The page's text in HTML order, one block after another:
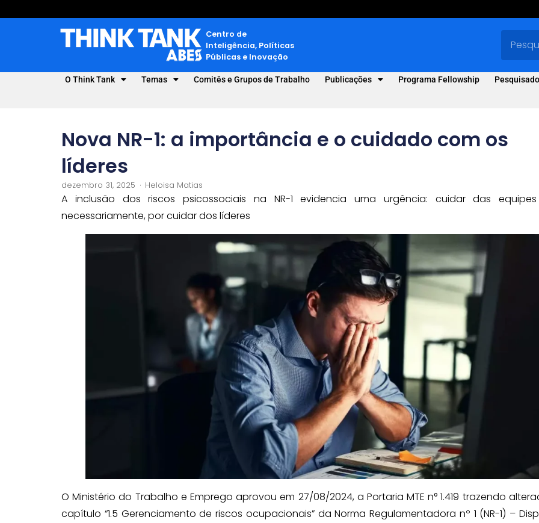
Centro de
Inteligência, Políticas
Públicas e Inovação
O Think Tank Temas Comitês e Grupos de Trabalho Publicações Programa Fellowship
Nova NR-1: a importância e o cuidado com os
líderes
dezembro 31, 2025 Heloisa Matias
A inclusão dos riscos psicossociais na NR-1 evidencia uma urgência: cuidar das
necessariamente, por cuidar dos líderes
O Ministério do Trabalho e Emprego aprovou em 27/08/2024, a Portaria MTE n° 1.419 trazendo
capítulo “1.5 Gerenciamento de riscos ocupacionais” da Norma Regulamentadora nº 1 (NR-1) –